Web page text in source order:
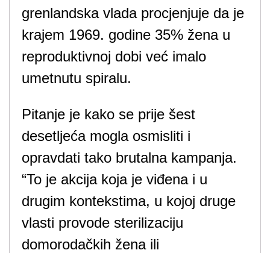
grenlandska vlada procjenjuje da je
krajem 1969. godine 35% žena u
reproduktivnoj dobi već imalo
umetnutu spiralu.
Pitanje je kako se prije šest
desetljeća mogla osmisliti i
opravdati tako brutalna kampanja.
“To je akcija koja je viđena i u
drugim kontekstima, u kojoj druge
vlasti provode sterilizaciju
domorodačkih žena ili